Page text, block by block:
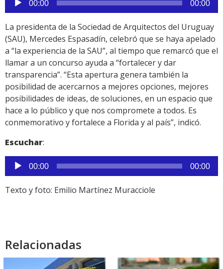
de
audio
00:00 00:00
La presidenta de la Sociedad de Arquitectos del Uruguay
(SAU), Mercedes Espasadín, celebró que se haya apelado
a “la experiencia de la SAU”, al tiempo que remarcó que el
llamar a un concurso ayuda a “fortalecer y dar
transparencia”. “Esta apertura genera también la
posibilidad de acercarnos a mejores opciones, mejores
posibilidades de ideas, de soluciones, en un espacio que
hace a lo público y que nos compromete a todos. Es
conmemorativo y fortalece a Florida y al país”, indicó.
Escuchar:
Reproductor
de
audio
00:00 00:00
Texto y foto: Emilio Martínez Muracciole
Relacionadas